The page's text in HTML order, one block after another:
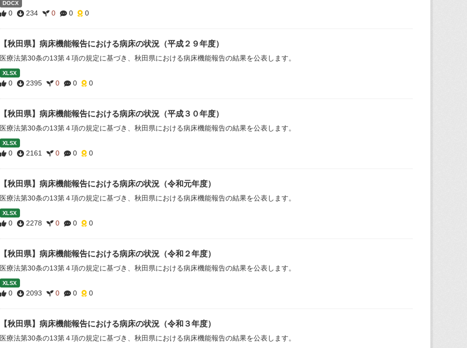
DOCX
0 234 0 0 0
【秋田県】病床機能報告における病床の状況（平成２９年度）
医療法第30条の13第４項の規定に基づき、秋田県における病床機能報告の結果を公表します。
XLSX
0 2395 0 0 0
【秋田県】病床機能報告における病床の状況（平成３０年度）
医療法第30条の13第４項の規定に基づき、秋田県における病床機能報告の結果を公表します。
XLSX
0 2161 0 0 0
【秋田県】病床機能報告における病床の状況（令和元年度）
医療法第30条の13第４項の規定に基づき、秋田県における病床機能報告の結果を公表します。
XLSX
0 2278 0 0 0
【秋田県】病床機能報告における病床の状況（令和２年度）
医療法第30条の13第４項の規定に基づき、秋田県における病床機能報告の結果を公表します。
XLSX
0 2093 0 0 0
【秋田県】病床機能報告における病床の状況（令和３年度）
医療法第30条の13第４項の規定に基づき、秋田県における病床機能報告の結果を公表します。